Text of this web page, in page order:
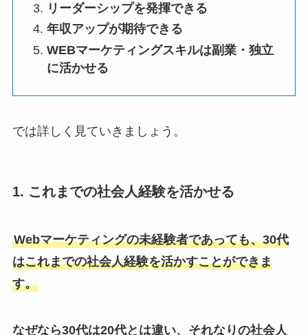
リーダーシップを発揮できる
年収アップが期待できる
WEBマーケティングスキルは副業・独立
に活かせる
では詳しく見ていきましょう。
1. これまでの社会人経験を活かせる
Webマーケティングの未経験者であっても、30代
はこれまでの社会人経験を活かすことができま
す。
なぜなら30代は20代とは違い、それなりの社会人